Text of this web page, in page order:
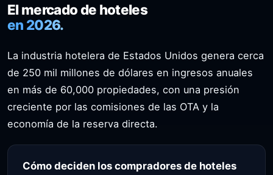
El mercado de hoteles
en 2026.
La industria hotelera de Estados Unidos genera cerca
de 250 mil millones de dólares en ingresos anuales
en más de 60,000 propiedades, con una presión
creciente por las comisiones de las OTA y la
economía de la reserva directa.
Cómo deciden los compradores de hoteles